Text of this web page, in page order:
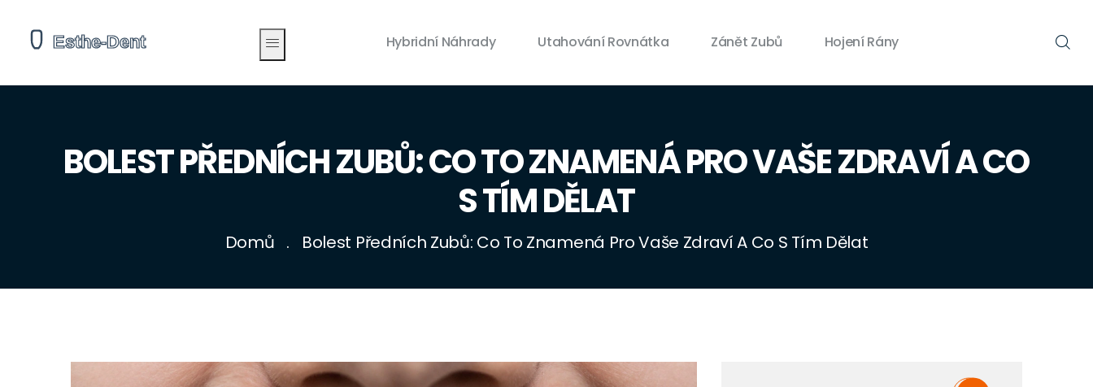
Hybridní Náhrady Utahování Rovnátka Zánět Zubů Hojení Rány
BOLEST PŘEDNÍCH ZUBŮ: CO TO ZNAMENÁ PRO VAŠE ZDRAVÍ A CO
S TÍM DĚLAT
Domů Bolest Předních Zubů: Co To Znamená Pro Vaše Zdraví A Co S Tím Dělat